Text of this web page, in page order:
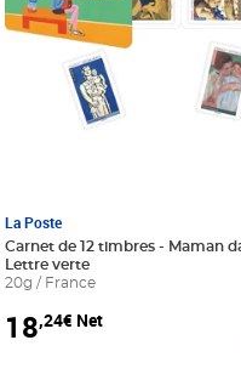
au panier
La Poste
Carnet de 12 timbres - Maman
Lettre verte
20g / France
18,24€ Net